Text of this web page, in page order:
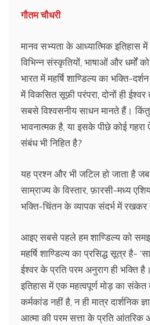
गौतम चौधरी
मानव सभ्यता के आध्यात्मिक इतिहास
विभिन्न संस्कृतियों, भाषाओं और धर्मों
भारत में महर्षि शाण्डिल्य का भक्ति-
में विकसित सूफ़ी परंपरा, दोनों ही
सबसे विश्वसनीय साधन मानते हैं।
भावनात्मक है, या इसके पीछे कोई गहरा
संबंध भी निहित है?
यह प्रश्न और भी जटिल हो जाता है
साम्राज्य के विस्तार, फ़ारसी-मध्य
भक्ति-चिंतन के व्यापक संदर्भ में
आइए सबसे पहले हम शाण्डिल्य को
महर्षि शाण्डिल्य का प्रसिद्ध सूत्र है-
ईश्वर के प्रति परम अनुराग ही भक्ति है।
इतिहास में एक महत्वपूर्ण मोड़ का
कर्मकांड नहीं है, न ही मात्र दार्शनिक
आत्मा की परम सत्ता के प्रति आंतरिक